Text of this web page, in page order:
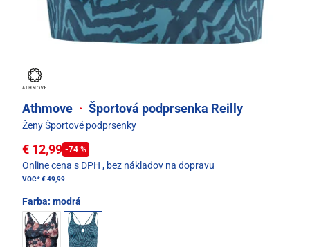
Athmove · Športová podprsenka Reilly
Ženy Športové podprsenky
€ 12,99 -74 %
Online cena s DPH , bez nákladov na dopravu
VOC*€ 49,99
Farba: modrá